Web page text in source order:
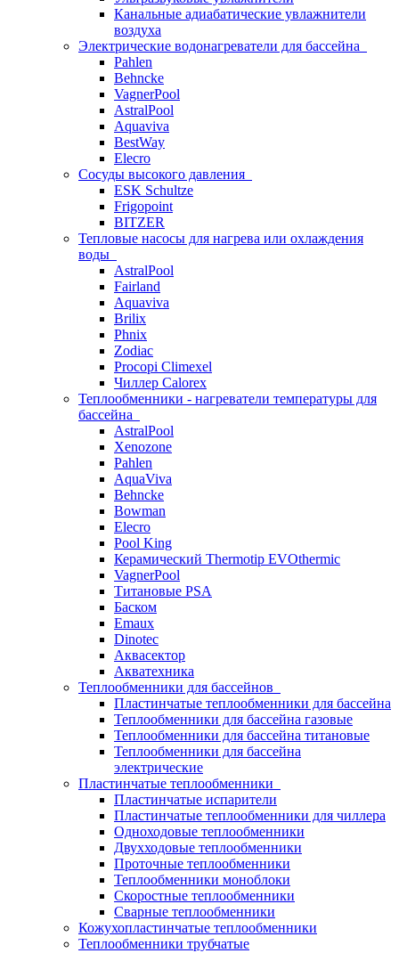
Канальные адиабатические увлажнители
воздуха
Электрические водонагреватели для бассейна
Pahlen
Behncke
VagnerPool
AstralPool
Aquaviva
BestWay
Elecro
Сосуды высокого давления
ESK Schultze
Frigopoint
BITZER
Тепловые насосы для нагрева или охлаждения
воды
AstralPool
Fairland
Aquaviva
Brilix
Phnix
Zodiac
Procopi Climexel
Чиллер Calorex
Теплообменники - нагреватели температуры для
бассейна
AstralPool
Xenozone
Pahlen
AquaViva
Behncke
Bowman
Elecro
Pool King
Керамический Thermotip EVOthermic
VagnerPool
Титановые PSA
Баском
Emaux
Dinotec
Аквасектор
Акватехника
Теплообменники для бассейнов
Пластинчатые теплообменники для бассейна
Теплообменники для бассейна газовые
Теплообменники для бассейна титановые
Теплообменники для бассейна
электрические
Пластинчатые теплообменники
Пластинчатые испарители
Пластинчатые теплообменники для чиллера
Одноходовые теплообменники
Двухходовые теплообменники
Проточные теплообменники
Теплообменники моноблоки
Скоростные теплообменники
Сварные теплообменники
Кожухопластинчатые теплообменники
Теплообменники трубчатые